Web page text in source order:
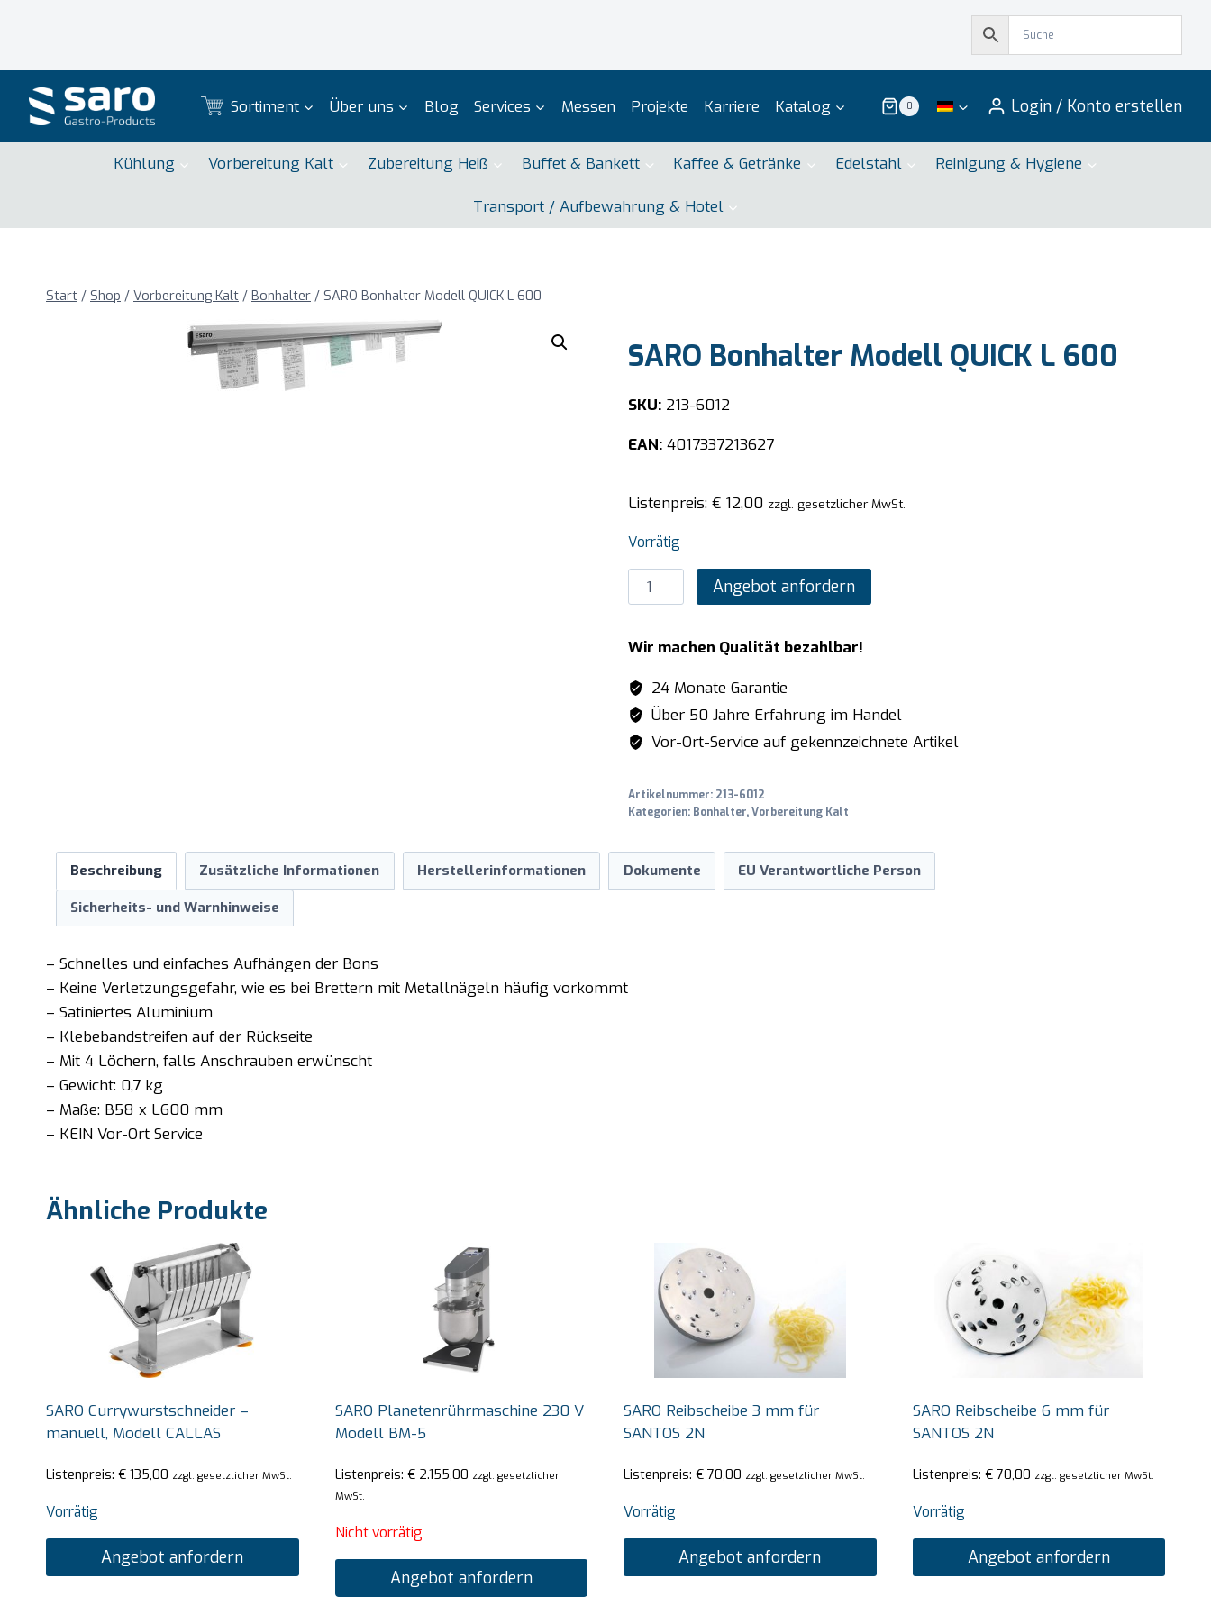
Sortiment Über uns Blog Services Messen Projekte Karriere Katalog 0 Login / Konto erstellen
Kühlung Vorbereitung Kalt Zubereitung Heiß Buffet & Bankett Kaffee & Getränke Edelstahl Reinigung & Hygiene
Transport / Aufbewahrung & Hotel
Start / Shop / Vorbereitung Kalt / Bonhalter / SARO Bonhalter Modell QUICK L 600
SARO Bonhalter Modell QUICK L 600
SKU:213-6012
EAN:4017337213627
Listenpreis: €12,00 zzgl. gesetzlicher MwSt.
Vorrätig
SARO
Bonhalter
QUICK
L
600
Menge
Angebot anfordern
Wir machen Qualität bezahlbar!
24 Monate Garantie
Über 50 Jahre Erfahrung im Handel
Vor-Ort-Service auf gekennzeichnete Artikel
Artikelnummer: 213-6012
Kategorien: Bonhalter,Vorbereitung Kalt
Beschreibung Zusätzliche Informationen Herstellerinformationen Dokumente EU Verantwortliche Person
Sicherheits- und Warnhinweise
– Schnelles und einfaches Aufhängen der Bons
– Keine Verletzungsgefahr, wie es bei Brettern mit Metallnägeln häufig vorkommt
– Satiniertes Aluminium
– Klebebandstreifen auf der Rückseite
– Mit 4 Löchern, falls Anschrauben erwünscht
– Gewicht: 0,7 kg
– Maße: B58 x L600 mm
– KEIN Vor-Ort Service
Ähnliche Produkte
SARO Currywurstschneider –
manuell, Modell CALLAS
Listenpreis: € 135,00 zzgl. gesetzlicher MwSt.
Vorrätig
Angebot anfordern
SARO Planetenrührmaschine 230 V
Modell BM-5
Listenpreis: €2.155,00 zzgl. gesetzlicher
MwSt.
Nicht vorrätig
Angebot anfordern
SARO Reibscheibe 3 mm für
SANTOS 2N
Listenpreis: € 70,00 zzgl. gesetzlicher MwSt.
Vorrätig
Angebot anfordern
SARO Reibscheibe 6 mm für
SANTOS 2N
Listenpreis: €70,00 zzgl. gesetzlicher MwSt.
Vorrätig
Angebot anfordern